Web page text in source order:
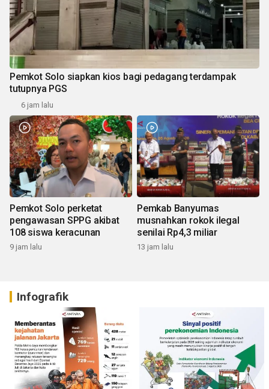
Pemkot Solo siapkan kios bagi pedagang terdampak
tutupnya PGS
6 jam lalu
Pemkot Solo perketat
pengawasan SPPG akibat
108 siswa keracunan
9 jam lalu
Pemkab Banyumas
musnahkan rokok ilegal
senilai Rp4,3 miliar
13 jam lalu
Infografik